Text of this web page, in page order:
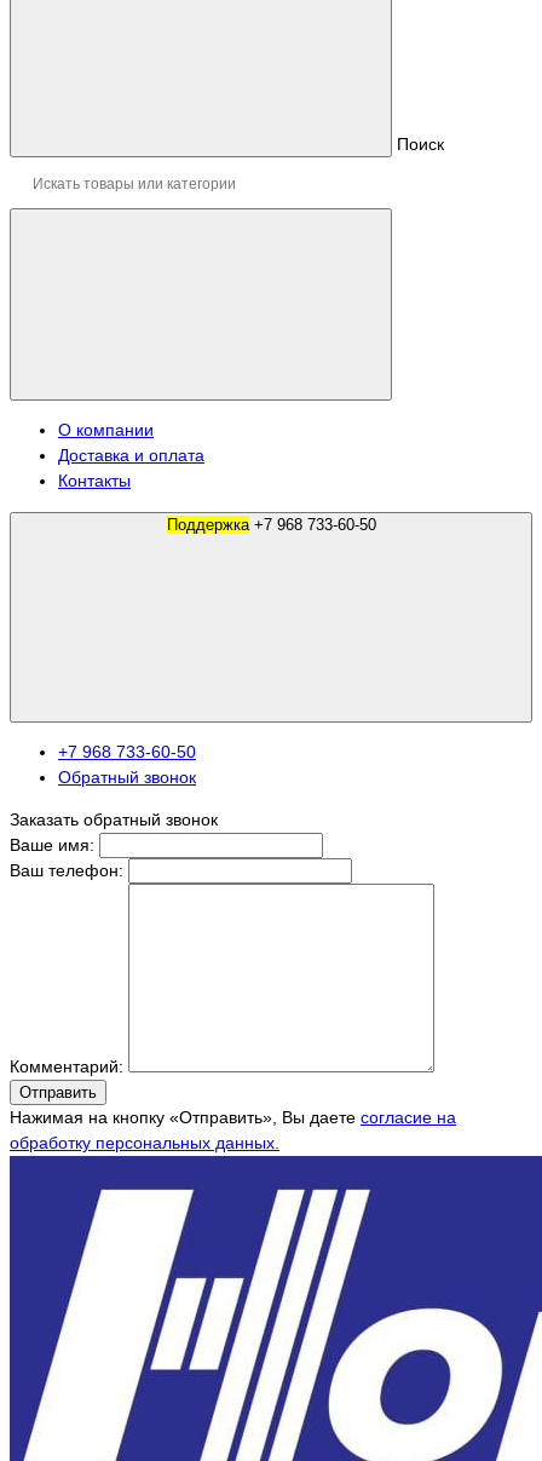
Поиск
О компании
Доставка и оплата
Контакты
Поддержка +7 968 733-60-50
+7 968 733-60-50
Обратный звонок
Заказать обратный звонок
Ваше имя:
Ваш телефон:
Комментарий:
Отправить
Нажимая на кнопку «Отправить», Вы даете согласие на
обработку персональных данных.